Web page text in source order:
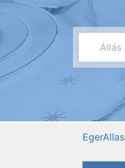
EgerAllas